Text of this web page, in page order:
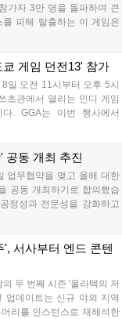
가자 3만 명을 돌파하며 큰
피해 탈출하는 이 게임은
법칙을 활용한 전략적 플레
확인 가능합니다....
게임 던전13' 참가
일 오전 11시부터 오후 5시
초관에서 열리는 인디 게임
. GGA는 이번 행사에서
미공개 작품 12종을 최초
특별 굿즈를 증정하며, 인
공동 개최 추진
업무협약을 맺고 올해 대한
공동 개최하기로 합의했습
정성과 전문성을 강화하고
스포츠 전 종목을 아우르는
널리 알리는 권위 있는 행
서사부터 엔드 콘텐
두 번째 시즌 '울라텍의 저
업데이트는 신규 야외 지역
리를 인스턴스로 재해석한